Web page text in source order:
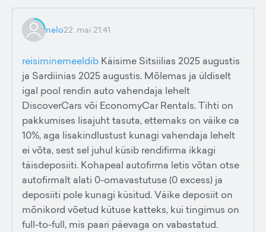
nelo22. mai 21:41
reisiminemeeldib Käisime Sitsiilias 2025 augustis
ja Sardiinias 2025 augustis. Mõlemas ja üldiselt
igal pool rendin auto vahendaja lehelt
DiscoverCars või EconomyCar Rentals. Tihti on
pakkumises lisajuht tasuta, ettemaks on väike ca
10%, aga lisakindlustust kunagi vahendaja lehelt
ei võta, sest sel juhul küsib rendifirma ikkagi
täisdeposiiti. Kohapeal autofirma letis võtan otse
autofirmalt alati 0-omavastutuse (0 excess) ja
deposiiti pole kunagi küsitud. Väike deposiit on
mõnikord võetud kütuse katteks, kui tingimus on
full-to-full, mis paari päevaga on vabastatud.